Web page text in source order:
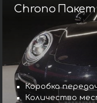
Chrono Пакет
Коробка
Количество